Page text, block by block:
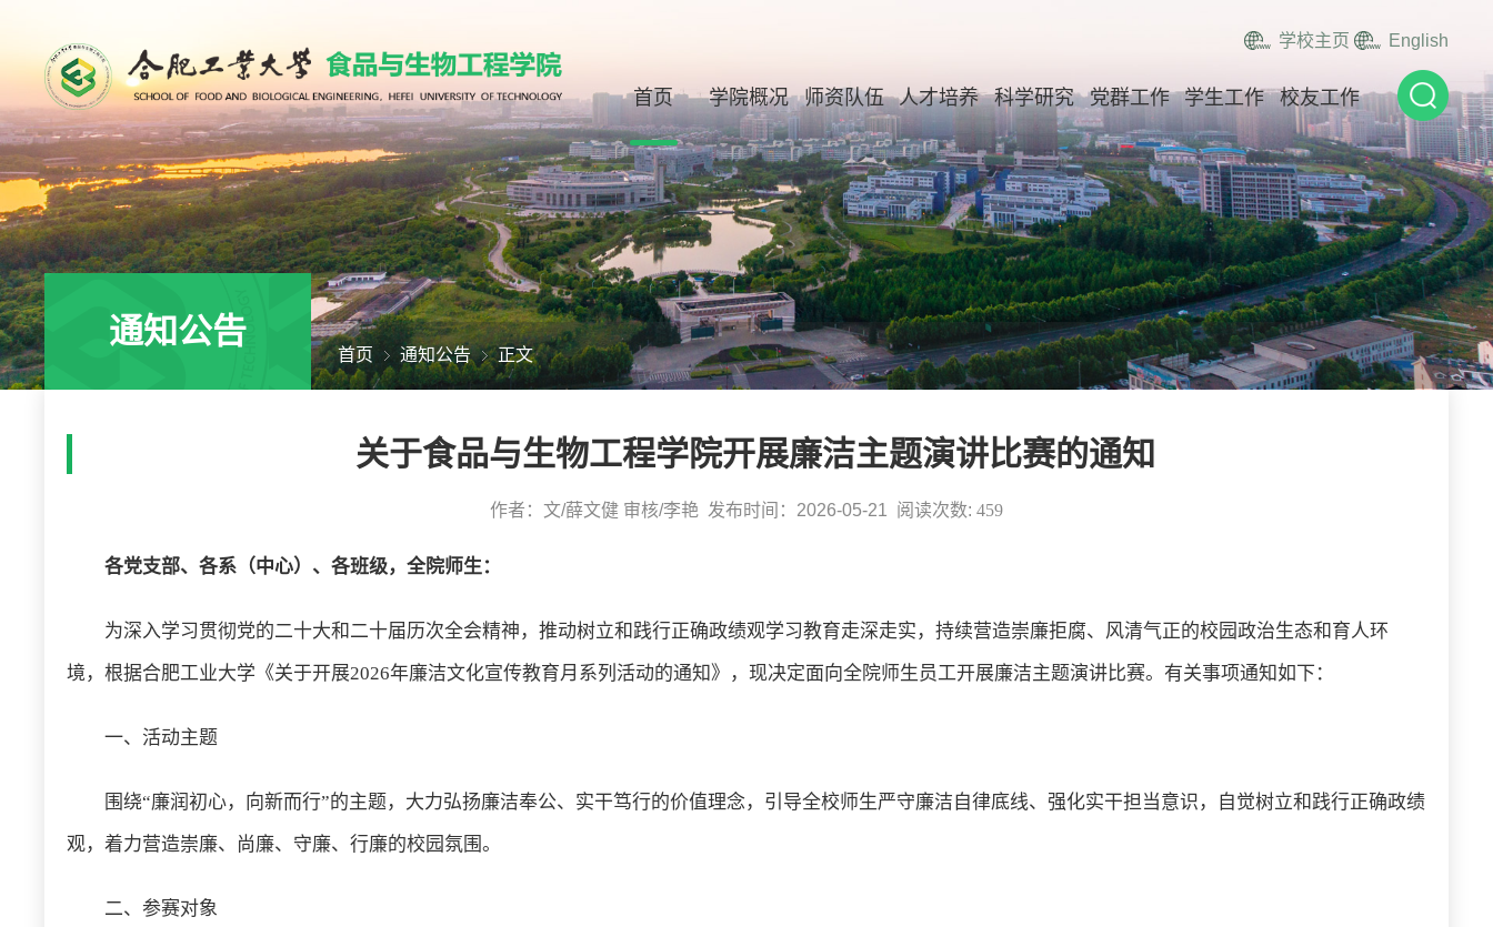
学校主页 English
首页 学院概况 师资队伍 人才培养 科学研究 党群工作 学生工作 校友工作
通知公告
首页 通知公告 正文
关于食品与生物工程学院开展廉洁主题演讲比赛的通知
作者：文/薛文健 审核/李艳 发布时间：2026-05-21 阅读次数: 459
各党支部、各系（中心）、各班级，全院师生：
为深入学习贯彻党的二十大和二十届历次全会精神，推动树立和践行正确政绩观学习教育走深走实，持续营造崇廉拒腐、风清气正的校园政治生态和育人环
境，根据合肥工业大学《关于开展2026年廉洁文化宣传教育月系列活动的通知》，现决定面向全院师生员工开展廉洁主题演讲比赛。有关事项通知如下：
一、活动主题
围绕“廉润初心，向新而行”的主题，大力弘扬廉洁奉公、实干笃行的价值理念，引导全校师生严守廉洁自律底线、强化实干担当意识，自觉树立和践行正确政绩
观，着力营造崇廉、尚廉、守廉、行廉的校园氛围。
二、参赛对象